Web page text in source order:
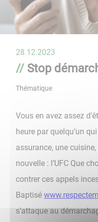
28.12.2023
Stop
Thématique
Vous en avez assez
heure par quelqu’un
assurance, une
nouvelle : l’UFC Que
contrer ces appels
Baptisé
s’attaque au